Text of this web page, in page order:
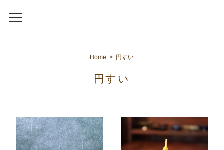
Home 円すい
円すい